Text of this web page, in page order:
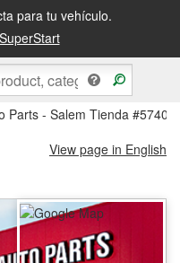
para tu vehículo.
o recógela en la tienda
Parts - Salem Tienda #5740
View page in English